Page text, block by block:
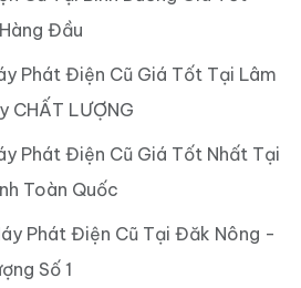
Đầu
Phát Điện Cũ Giá Tốt Tại Lâm
CHẤT LƯỢNG
Phát Điện Cũ Giá Tốt Nhất Tại
Toàn Quốc
Phát Điện Cũ Tại Đăk Nông -
Số 1